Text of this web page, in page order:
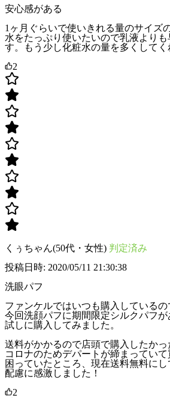
安心感がある
1ヶ月ぐらいで使いきれる量のサイズ
水をたっぷり使いたいので乳液より
す。もう少し化粧水の量を多くしてく
2
くぅちゃん(50代・女性) 判定済み
投稿日時: 2020/05/11 21:30:38
洗眼パフ
ファンケルではいつも購入しているの
今回洗顔パフに期間限定シルクパフ
試しに購入してみました。
送料がかかるので店頭で購入したか
コロナのためデパートが締まっていて
困っていたところ、現在送料無料に
配慮に感激しました！
2